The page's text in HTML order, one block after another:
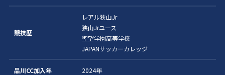
競技歴
レアル狭山Jr
狭山Jrユース
聖望学園高等学校
JAPANサッカーカレッジ
品川CC加入年 2024年